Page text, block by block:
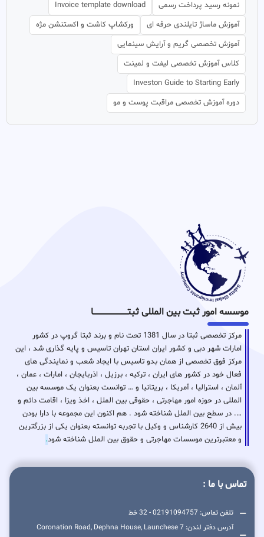
نمونه رسید پرداخت رسمی
Invoice template download
آموزش ماساژ تایلندی حرفه ای
ورکشاپ کاشت و اکستنشن مژه
آموزش تخصصی گریم و آرایش سینمایی
کلاس آموزش تخصصی لیفت و لمینت
Investon Guide to Starting Early
دوره آموزش تخصصی مراقبت پوست و مو
موسسه امور ثبت بین المللی ثبتـــــــــــــــــــــــــــــا
مرکز تخصصی ثبتا در سال 1381 تحت نام و برند ثبتا گروپ در کشور
امارات شهر دبی و کشور ایران استان تهران تاسیس و پایه گذاری شد ، این
مرکز فوق تخصصی از همان بدو تاسیس با ایجاد شعب و نمایندگی های
فعال خود در کشور های ایران ، ترکیه ، برزیل ، اذربایجان ، امارات ، عمان ،
آلمان ، استرالیا ، آمریکا ، بریتانیا و … توانست بعنوان یک موسسه بین
المللی در حوزه امور مهاجرتی ، حقوقی بین الملل ، اخذ ویزا ، اقامت دائم و
…. در سطح بین الملل شناخته شود . هم اکنون این مجموعه با دارا بودن
بیش از 2640 کارشناس و وکیل با تجربه توانسته بعنوان یکی از بزرگترین
و معتبرترین موسسات مهاجرتی و حقوق بین الملل شناخته شود.
تماس با ما :
تلفن تماس: 02191094757 - 32 خط
آدرس دفتر لندن: 7 Coronation Road, Dephna House, Launchese